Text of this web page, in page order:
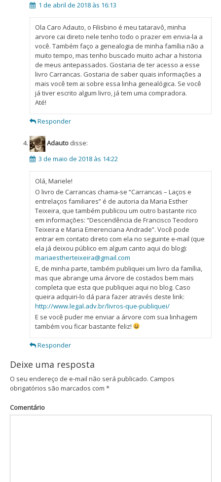
1 de abril de 2018 às 16:13
Ola Caro Adauto, o Filisbino é meu tataravô, minha
arvore cai direto nele tenho todo o prazer em envia-la a
você. Também faço a genealogia de minha família não a
muito tempo, mas tenho buscado muito achar a historia
de meus antepassados. Gostaria de ter acesso a esse
livro Carrancas. Gostaria de saber quais informações a
mais você tem ai sobre essa linha genealógica. Se você
já tiver escrito algum livro, já tem uma compradora.
Até!
Responder
Adauto disse:
3 de maio de 2018 às 14:22
Olá, Mariele!
O livro de Carrancas chama-se “Carrancas – Laços e
entrelaços familiares” é de autoria da Maria Esther
Teixeira, que também publicou um outro bastante rico
em informações: “Descendência de Francisco Teodoro
Teixeira e Maria Emerenciana Andrade”. Você pode
entrar em contato direto com ela no seguinte e-mail (que
ela já deixou público em algum canto aqui do blog):
mariaestherteixeira@gmail.com
E, de minha parte, também publiquei um livro da família,
mas que abrange uma árvore de costados bem mais
completa que esta que publiquei aqui no blog. Caso
queira adquiri-lo dá para fazer através deste link:
http://www.legal.adv.br/livros-que-publiquei/
E se você puder me enviar a árvore com sua linhagem
também vou ficar bastante feliz!
Responder
Deixe uma resposta
O seu endereço de e-mail não será publicado. Campos
obrigatórios são marcados com *
Comentário